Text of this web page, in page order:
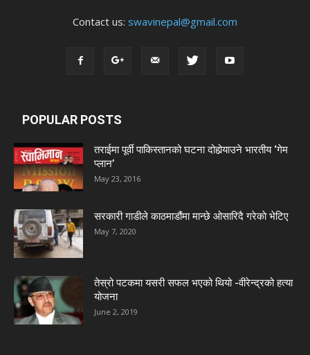
Contact us: swavinepal@gmail.com
POPULAR POSTS
तराईमा पूर्वी पाकिस्तानको घटना दोहोर्‍याउने भारतीय ‘गेम
प्लान’
May 23, 2016
सरकारी गाडीले काठमाडौंमा मान्छे ओसारिदै गरेकाे भेटिए
May 7, 2020
तेस्रो पटकमा यसरी सफल भएको थियो -वीरेन्द्रको हत्या
योजना
June 2, 2019